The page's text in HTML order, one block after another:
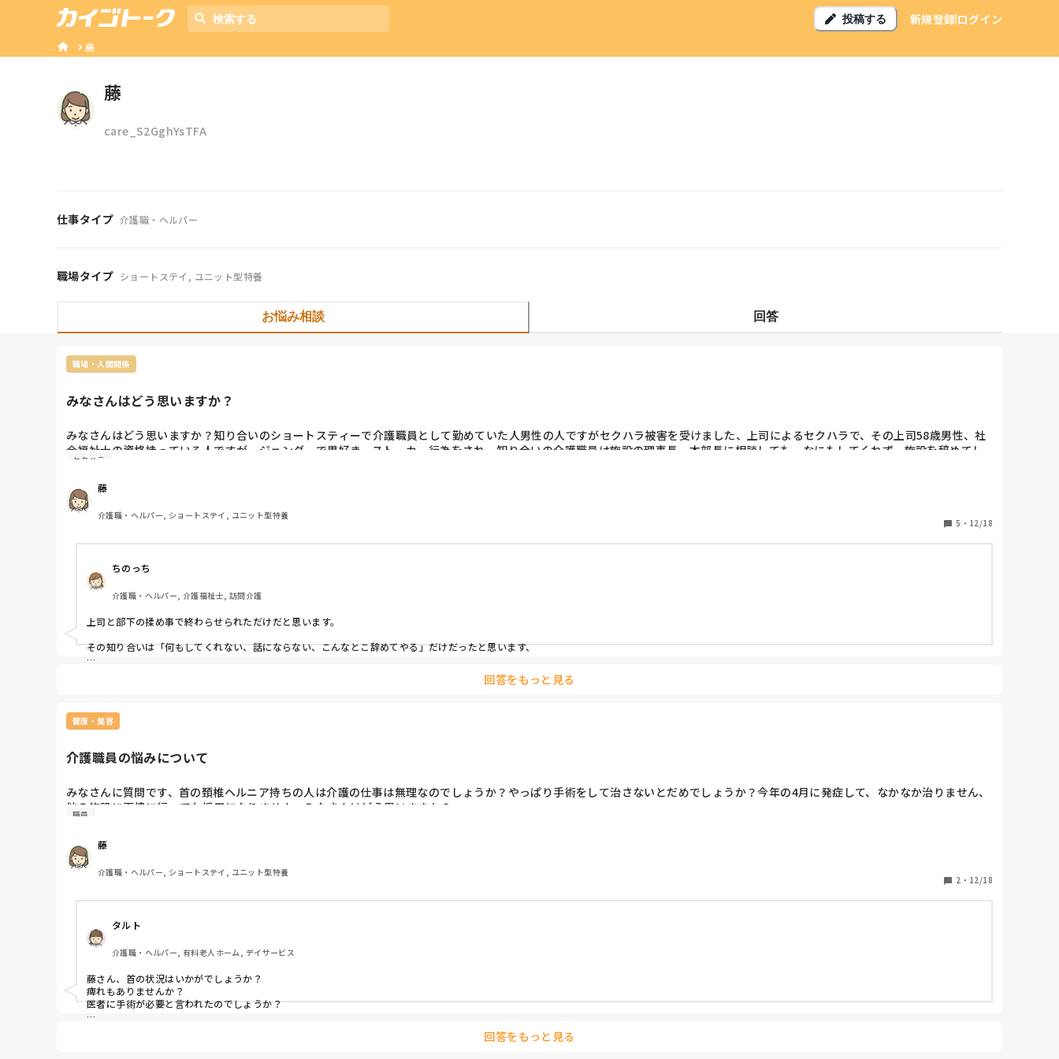
投稿する 新規登録ログイン
藤
藤
care_S2GghYsTFA
仕事タイプ 介護職・ヘルパー
職場タイプ ショートステイ, ユニット型特養
お悩み相談 回答
職場・人間関係
みなさんはどう思いますか？
みなさんはどう思いますか？知り合いのショートスティーで介護職員として勤めていた人男性の人ですがセクハラ被害を受けました、上司によるセクハラで、その上司58歳男性、社
会福祉士の資格持っている人ですが、ジェンダーで男好き、ストーカー行為をされ、知り合いの介護職員は施設の理事長、本部長に相談しても、なにもしてくれず、施設を辞めてし
セクハラ
藤
介護職・ヘルパー, ショートステイ, ユニット型特養
5 ・ 12/18
ちのっち
介護職・ヘルパー, 介護福祉士, 訪問介護
上司と部下の揉め事で終わらせられただけだと思います。
その知り合いは「何もしてくれない、話にならない、こんなとこ辞めてやる」だけだったと思います、
どの程度セクハラを受けたのか、周りはそれを見ても「あーあ」で終わりだったのか、その知り合いは仕事ができなくなるほど病んでしまったのか。
「辞めちゃえば？そんなとこ」
回答をもっと見る
健康・美容
介護職員の悩みについて
みなさんに質問です、首の頚椎ヘルニア持ちの人は介護の仕事は無理なのでしょうか？やっぱり手術をして治さないとだめでしょうか？今年の4月に発症して、なかなか治りません、
他の施設に面接に行っても採用になりません、みなさんはどう思いますか？
職員
藤
介護職・ヘルパー, ショートステイ, ユニット型特養
2 ・ 12/18
タルト
介護職・ヘルパー, 有料老人ホーム, デイサービス
藤さん、首の状況はいかがでしょうか？
痺れもありませんか？
医者に手術が必要と言われたのでしょうか？
私も藤さんと同時期に膝を痛めて医者から手術が必要、介護職はもうできないと言われ、医療分野の他職種に転職し、介護は単発バイトの短時間だけやっています。
回答をもっと見る